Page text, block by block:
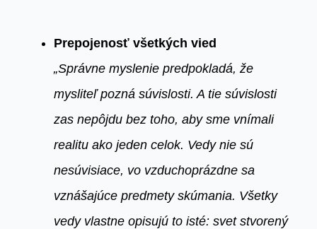
Prepojenosť všetkých vied
„Správne myslenie predpokladá, že
mysliteľ pozná súvislosti. A tie súvislosti
zas nepôjdu bez toho, aby sme vnímali
realitu ako jeden celok. Vedy nie sú
nesúvisiace, vo vzduchoprázdne sa
vznášajúce predmety skúmania. Všetky
vedy vlastne opisujú to isté: svet stvorený